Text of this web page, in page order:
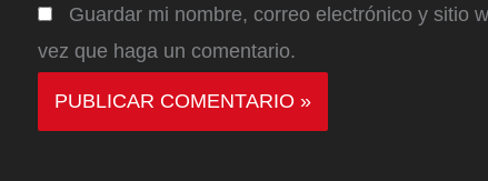
Guardar mi nombre, correo electrónico y sitio
vez que haga un comentario.